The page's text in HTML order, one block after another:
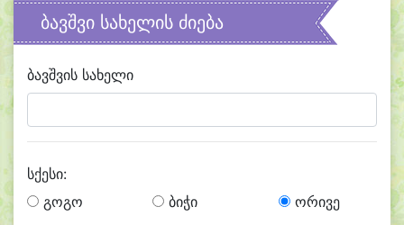
ბავშვი სახელის ძიება
ბავშვის სახელი
სქესი:
გოგო
ბიჭი ორივე